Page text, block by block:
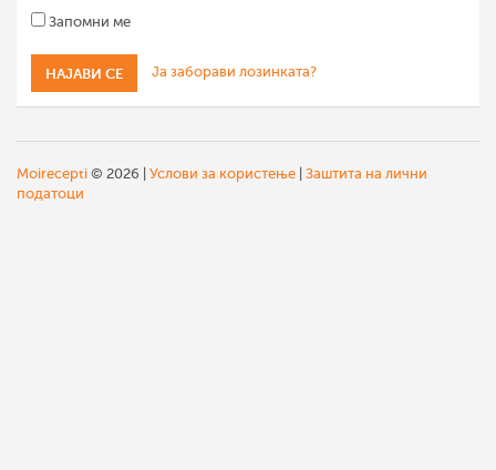
Запомни ме
Ја заборави лозинката?
Moirecepti © 2026 | Услови за користење Заштита на лични
податоци